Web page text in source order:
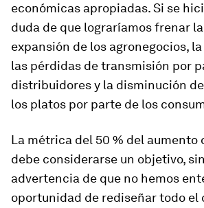
económicas apropiadas. Si se
duda de que lograríamos frenar
expansión de los agronegocios,
las pérdidas de transmisión por
distribuidores y la disminución
los platos por parte de los
La métrica del 50 % del aumento
debe considerarse un objetivo,
advertencia de que no hemos
oportunidad de rediseñar todo el